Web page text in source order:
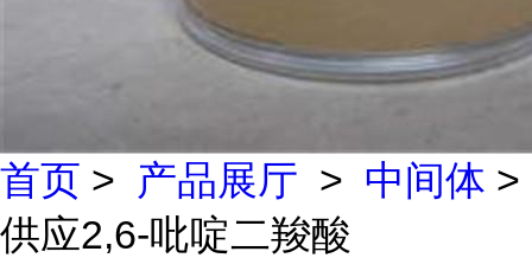
首页 > 产品展厅 > 中间体 >
供应2,6-吡啶二羧酸